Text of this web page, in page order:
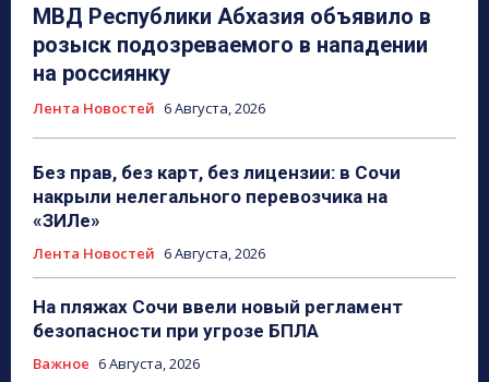
МВД Республики Абхазия объявило в
розыск подозреваемого в нападении
на россиянку
Лента Новостей 6 Августа, 2026
Без прав, без карт, без лицензии: в Сочи
накрыли нелегального перевозчика на
«ЗИЛе»
Лента Новостей 6 Августа, 2026
На пляжах Сочи ввели новый регламент
безопасности при угрозе БПЛА
Важное 6 Августа, 2026